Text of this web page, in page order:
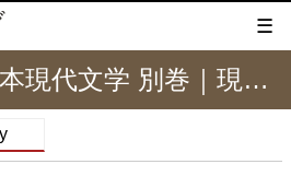
☰
鑑賞日本現代文学 別巻｜現代文学入門